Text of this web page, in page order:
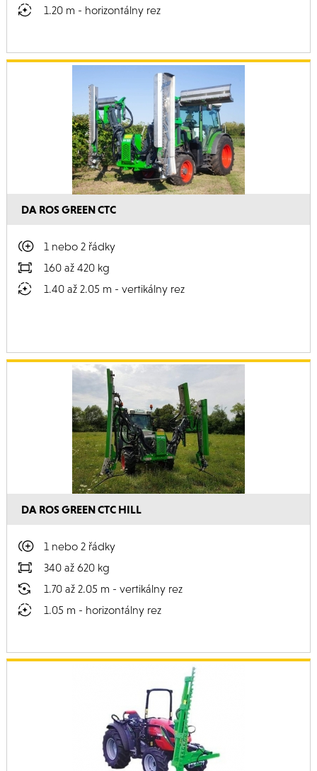
1.20 m - horizontálny rez
DA ROS GREEN CTC
1 nebo 2 řádky
160 až 420 kg
1.40 až 2.05 m - vertikálny rez
DA ROS GREEN CTC HILL
1 nebo 2 řádky
340 až 620 kg
1.70 až 2.05 m - vertikálny rez
1.05 m - horizontálny rez